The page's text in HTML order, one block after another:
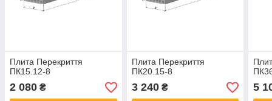
Плита Перекриття
ПК15.12-8
2 080 ₴
Плита Перекриття
ПК20.15-8
3 240₴ 5